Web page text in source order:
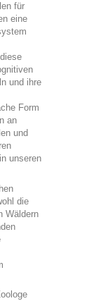
für
eine
und ihre
Form
an
und
unseren
die
Wäldern